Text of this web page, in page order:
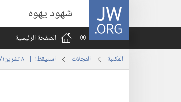
JW.ORG شهود يهوه
الصفحة الرئيسية
المكتبة المجلات استيقظ‏!‏ | ‏‎ ٨‏ ‏‎تشرين١/اكتوبر‏ ‎١٩٩٣